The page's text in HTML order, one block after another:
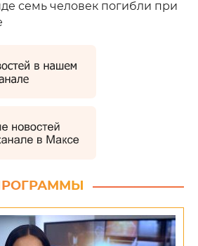
семь человек погибли при